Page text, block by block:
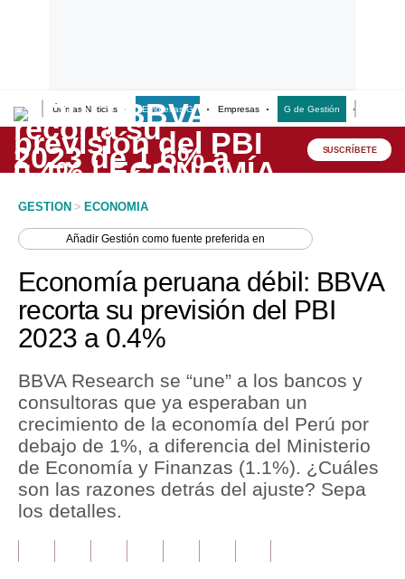
Últimas Noticias Empresas G Empresas G de Gestión
Lo último
Peru Quiosco
Economía
Mercados
Política
Tu Dinero
Finanzas Personales
Inmobiliarias
SUSCRÍBETE
GESTION > ECONOMIA
AñadirGestión como fuente preferida en
Economía peruana débil: BBVA
recorta su previsión del PBI
2023 a 0.4%
BBVA Research se “une” a los bancos y
consultoras que ya esperaban un
crecimiento de la economía del Perú por
debajo de 1%, a diferencia del Ministerio
de Economía y Finanzas (1.1%). ¿Cuáles
son las razones detrás del ajuste? Sepa
los detalles.